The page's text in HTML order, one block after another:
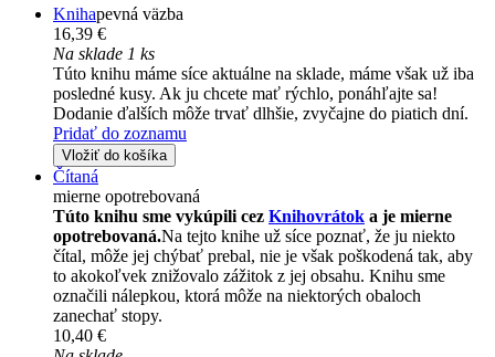
Knihapevná väzba
16,39 €
Na sklade 1 ks
Túto knihu máme síce aktuálne na sklade, máme však už iba
posledné kusy. Ak ju chcete mať rýchlo, ponáhľajte sa!
Dodanie ďalších môže trvať dlhšie, zvyčajne do piatich dní.
Pridať do zoznamu
Vložiť do košíka
Čítaná
mierne opotrebovaná
Túto knihu sme vykúpili cez Knihovrátok a je mierne
opotrebovaná.Na tejto knihe už síce poznať, že ju niekto
čítal, môže jej chýbať prebal, nie je však poškodená tak, aby
to akokoľvek znižovalo zážitok z jej obsahu. Knihu sme
označili nálepkou, ktorá môže na niektorých obaloch
zanechať stopy.
10,40 €